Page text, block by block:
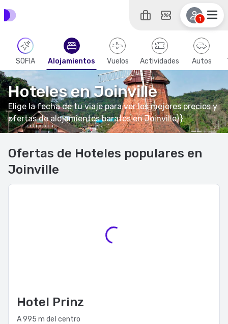
1
SOFIA Alojamientos Vuelos Actividades Autos
Hoteles en Joinville
Elige la fecha de tu viaje para ver los mejores precios y
ofertas de alojamientos baratos en Joinville}}
Ofertas de Hoteles populares en
Joinville
Hotel Prinz
A 995 m del centro